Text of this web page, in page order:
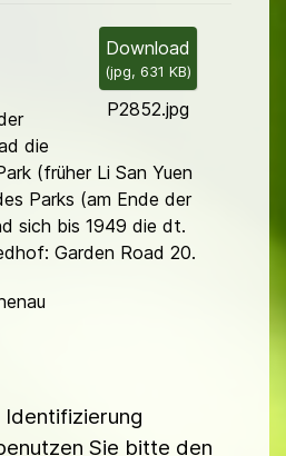
Download
(jpg, 631 KB)
P2852.jpg
die
(früher Li San Yuen
Parks (am Ende der
sich bis 1949 die dt.
Garden Road 20.
Identifizierung
Sie bitte den